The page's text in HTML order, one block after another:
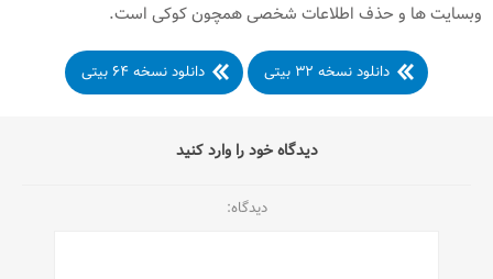
وبسایت‌ ها و حذف اطلاعات شخصی همچون کوکی است.
دانلود نسخه ۳۲ بیتی دانلود نسخه ۶۴ بیتی
دیدگاه خود را وارد کنید
دیدگاه: